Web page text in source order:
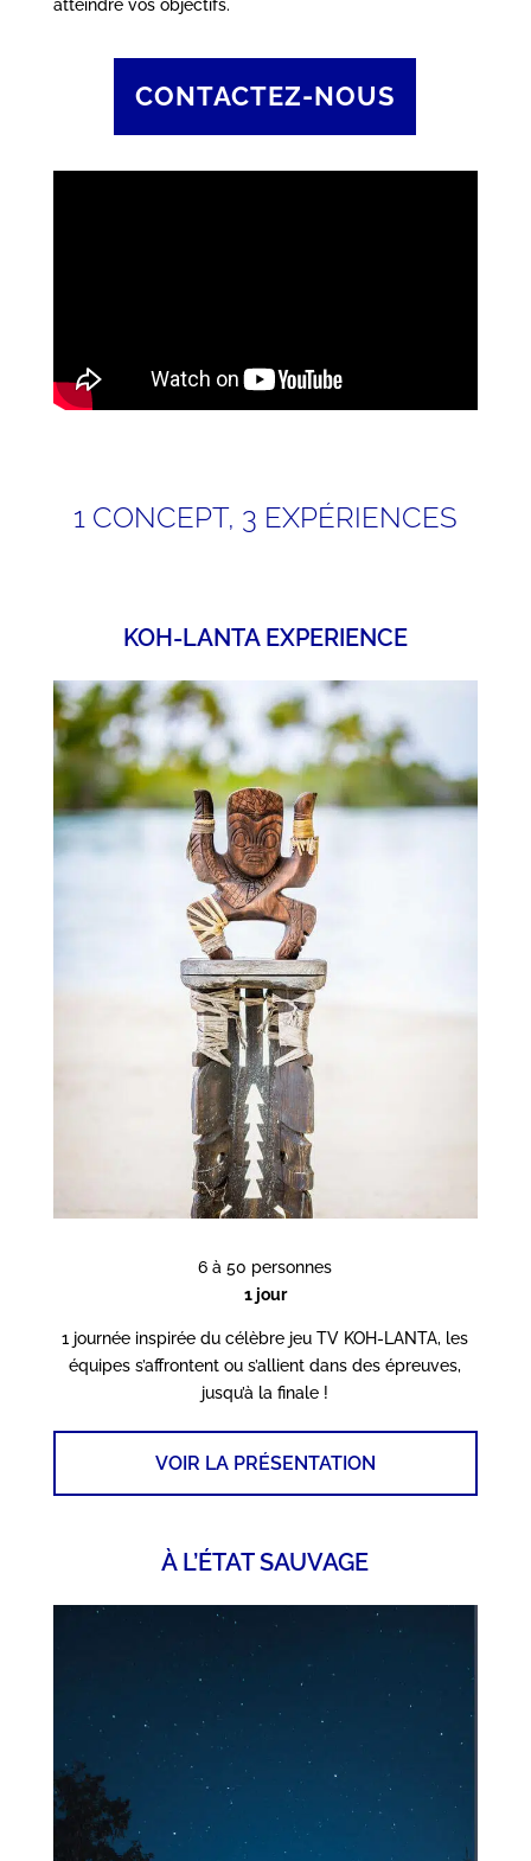
atteindre vos objectifs.
CONTACTEZ-NOUS
1 CONCEPT, 3 EXPÉRIENCES
KOH-LANTA EXPERIENCE
6 à 50 personnes
1 jour
1 journée inspirée du célèbre jeu TV KOH-LANTA, les
équipes s’affrontent ou s’allient dans des épreuves,
jusqu’à la finale !
VOIR LA PRÉSENTATION
À L’ÉTAT SAUVAGE